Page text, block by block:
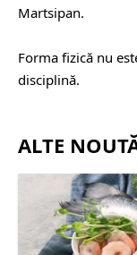
Martsipan.
Forma fizică nu
disciplină.
ALTE